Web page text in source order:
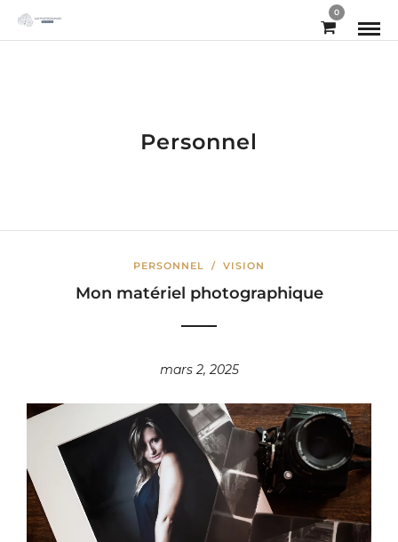
0
Personnel
PERSONNEL / VISION
Mon matériel photographique
mars 2, 2025